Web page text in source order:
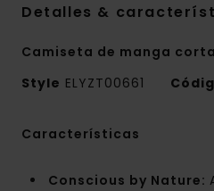
Detalles &
Camiseta de manga
Style ELYZT00661
Características
Conscious by Nature: